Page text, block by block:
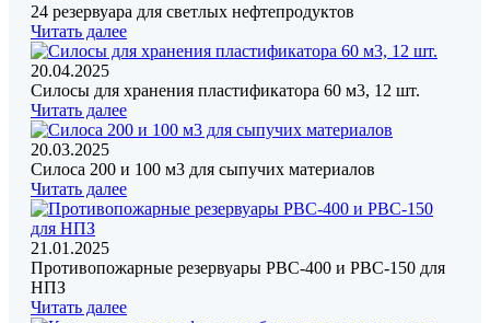
24 резервуара для светлых нефтепродуктов
Читать далее
20.04.2025
Силосы для хранения пластификатора 60 м3, 12 шт.
Читать далее
20.03.2025
Силоса 200 и 100 м3 для сыпучих материалов
Читать далее
21.01.2025
Противопожарные резервуары РВС-400 и РВС-150 для
НПЗ
Читать далее